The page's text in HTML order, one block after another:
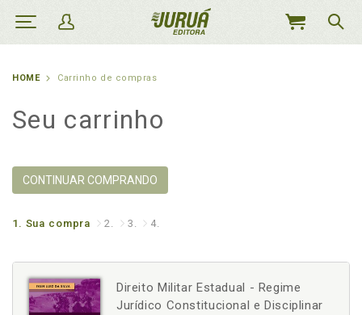
MEU
HOME Carrinho de compras
Seu carrinho
CONTINUAR COMPRANDO
1. Sua compra 2. 3. 4.
Direito Militar Estadual - Regime
Jurídico Constitucional e Disciplinar